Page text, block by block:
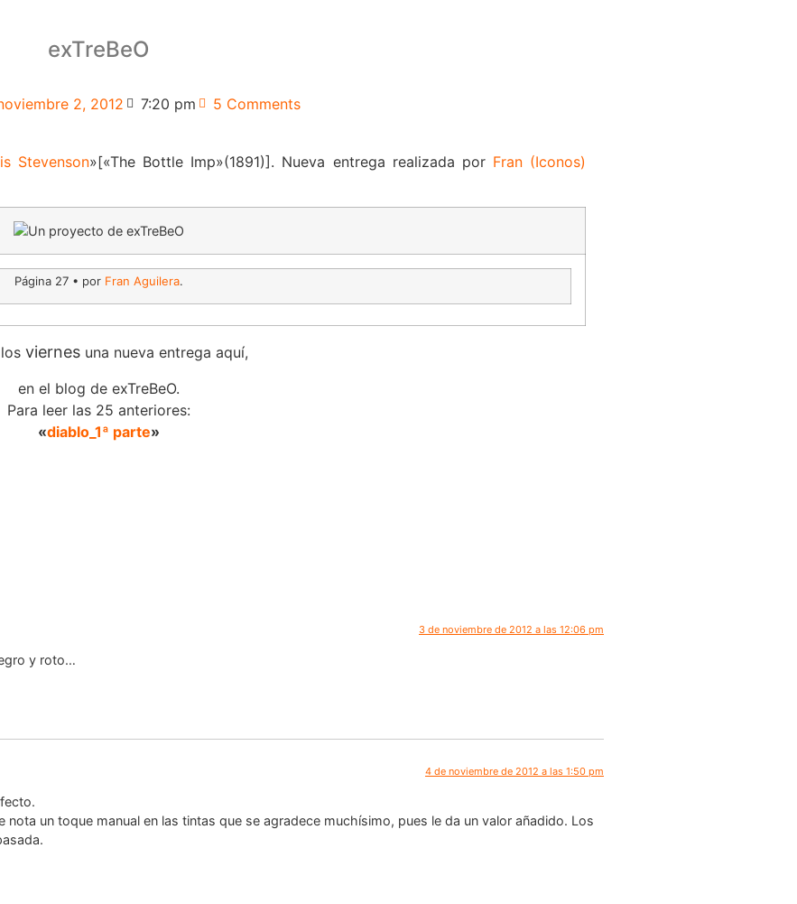
exTreBeO
2, 2012 7:20 pm 5 Comments
Stevenson»[«The Bottle Imp»(1891)]. Nueva entrega realizada por Fran (Iconos)
Página 27 • por Fran Aguilera.
viernesuna nueva entrega aquí,
en el blog de exTreBeO.
Para leer las 25 anteriores:
«diablo_1ª parte»
3 de noviembre de 2012 a las 12:06 pm
y roto…
4 de noviembre de 2012 a las 1:50 pm
nota un toque manual en las tintas que se agradece muchísimo, pues le da un valor añadido. Los